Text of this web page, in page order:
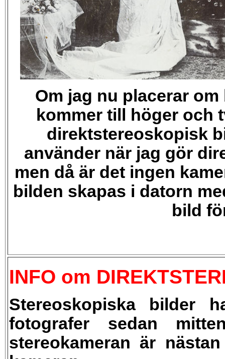
Om jag nu placerar
kommer till höger och
direktstereoskopisk
använder när jag gör
men då är det ingen
bilden skapas i datorn
bild
INFO om
Stereoskopiska bilder
fotografer sedan
stereokameran är